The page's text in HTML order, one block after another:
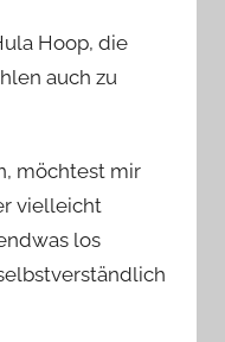
Hoop, die
auch zu
möchtest mir
vielleicht
los